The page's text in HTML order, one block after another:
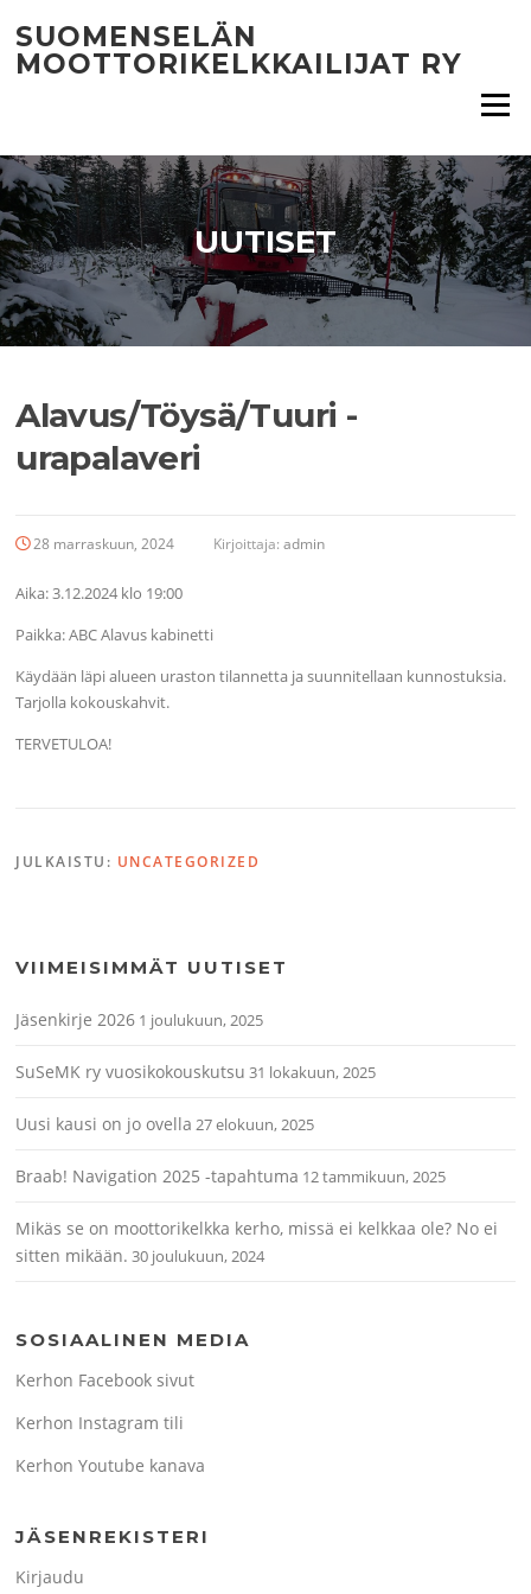
suoraan
sisältöön
SUOMENSELÄN
MOOTTORIKELKKAILIJAT RY
Valikko
UUTISET
Alavus/Töysä/Tuuri -
urapalaveri
28 marraskuun, 2024 Kirjoittaja:admin
Aika: 3.12.2024 klo 19:00
Paikka: ABC Alavus kabinetti
Käydään läpi alueen uraston tilannetta ja suunnitellaan kunnostuksia.
Tarjolla kokouskahvit.
TERVETULOA!
JULKAISTU: UNCATEGORIZED
VIIMEISIMMÄT UUTISET
Jäsenkirje 2026 1 joulukuun, 2025
SuSeMK ry vuosikokouskutsu 31 lokakuun, 2025
Uusi kausi on jo ovella 27 elokuun, 2025
Braab! Navigation 2025 -tapahtuma 12 tammikuun, 2025
Mikäs se on moottorikelkka kerho, missä ei kelkkaa ole? No ei
sitten mikään. 30 joulukuun, 2024
SOSIAALINEN MEDIA
Kerhon Facebook sivut
Kerhon Instagram tili
Kerhon Youtube kanava
JÄSENREKISTERI
Kirjaudu